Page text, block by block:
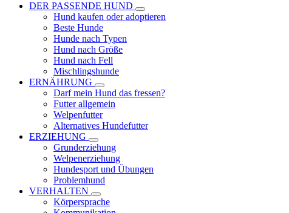
DER PASSENDE HUND
Hund kaufen oder adoptieren
Beste Hunde
Hunde nach Typen
Hund nach Größe
Hund nach Fell
Mischlingshunde
ERNÄHRUNG
Darf mein Hund das fressen?
Futter allgemein
Welpenfutter
Alternatives Hundefutter
ERZIEHUNG
Grunderziehung
Welpenerziehung
Hundesport und Übungen
Problemhund
VERHALTEN
Körpersprache